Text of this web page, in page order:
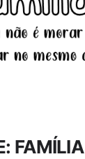
FAMÍLIA